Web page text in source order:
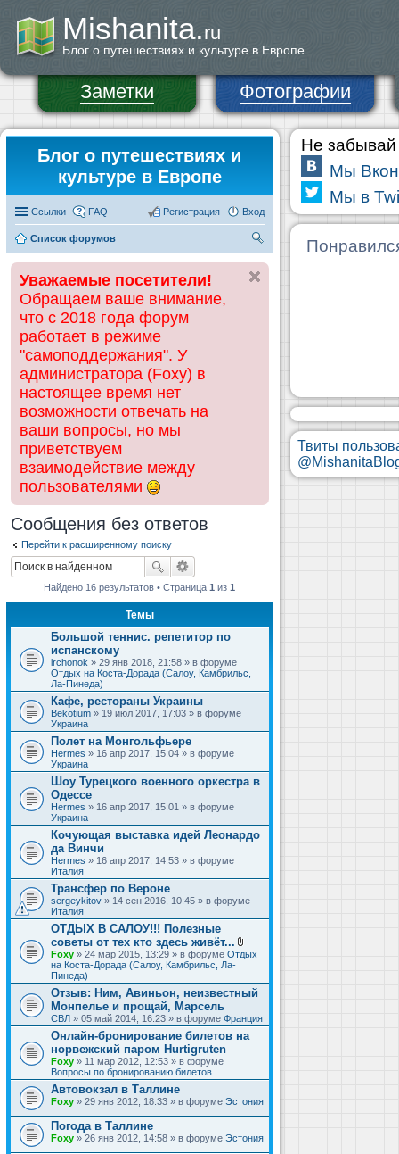
Mishanita.ru
Блог о путешествиях и культуре в Европе
Заметки Фотографии
Блог о путешествиях и
культуре в Европе
Ссылки FAQ Вход
Регистрация
Список форумов
ск
Уважаемые посетители!
Обращаем ваше внимание,
что с 2018 года форум
работает в режиме
"самоподдержания". У
администратора (Foxy) в
настоящее время нет
возможности отвечать на
ваши вопросы, но мы
приветствуем
взаимодействие между
пользователями
Сообщения без ответов
Перейти к расширенному поиску
Найдено 16 результатов • Страница1 из1
Темы
Большой теннис. репетитор по
испанскому
irchonok » 29 янв 2018, 21:58 » в форуме
Отдых на Коста-Дорада (Салоу, Камбрильс,
Ла-Пинеда)
Кафе, рестораны Украины
Bekotium » 19 июл 2017, 17:03 » в форуме
Украина
Полет на Монгольфьере
Hermes » 16 апр 2017, 15:04 » в форуме
Украина
Шоу Турецкого военного оркестра в
Одессе
Hermes » 16 апр 2017, 15:01 » в форуме
Украина
Кочующая выставка идей Леонардо
да Винчи
Hermes » 16 апр 2017, 14:53 » в форуме
Италия
Трансфер по Вероне
sergeykitov » 14 сен 2016, 10:45 » в форуме
Италия
ОТДЫХ В САЛОУ!!! Полезные
советы от тех кто здесь живёт...
В
л
ж
е
и
я
Foxy » 24 мар 2015, 13:29 » в форуме Отдых
на Коста-Дорада (Салоу, Камбрильс, Ла-
Пинеда)
Отзыв: Ним, Авиньон, неизвестный
Монпелье и прощай, Марсель
СВЛ » 05 май 2014, 16:23 » в форуме Франция
Онлайн-бронирование билетов на
норвежский паром Hurtigruten
Foxy » 11 мар 2012, 12:53 » в форуме
Вопросы по бронированию билетов
Автовокзал в Таллине
Foxy » 29 янв 2012, 18:33 » в форуме Эстония
Погода в Таллине
Foxy » 26 янв 2012, 14:58 » в форуме Эстония
Не забывай
Мы
Мы в
Твиты